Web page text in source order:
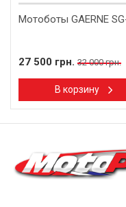
Мотоботы GAERNE
27 500 грн. 32 000 грн.
В корзину